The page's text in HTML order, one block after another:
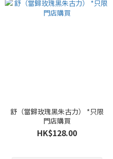
舒（當歸玫瑰黑朱古力） *只限
門店購買
HK$128.00